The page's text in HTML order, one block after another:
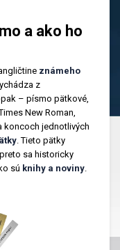
a ako ho
známeho
z
– písmo pätkové,
New Roman,
koncoch jednotlivých
. Tieto pätky
sa historicky
sú knihy a noviny.